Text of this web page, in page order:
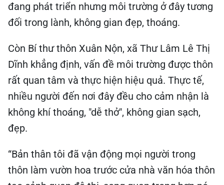
đang phát triển nhưng môi trường ở đây tương
đối trong lành, không gian đẹp, thoáng.
Còn Bí thư thôn Xuân Nộn, xã Thư Lâm Lê Thị
Dĩnh khẳng định, vấn đề môi trường được thôn
rất quan tâm và thực hiện hiệu quả. Thực tế,
nhiều người đến nơi đây đều cho cảm nhận là
không khí thoáng, "dễ thở", không gian sạch,
đẹp.
“Bản thân tôi đã vận động mọi người trong
thôn làm vườn hoa trước cửa nhà văn hóa thôn